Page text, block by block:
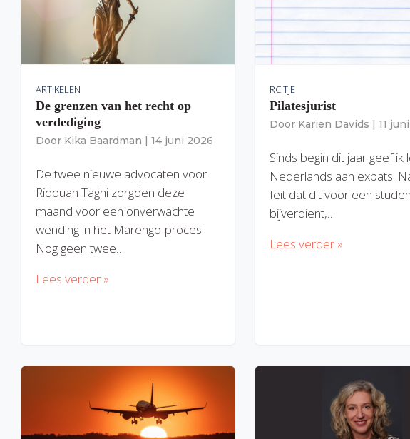
ARTIKELEN
De grenzen van het recht op
verdediging
Door Kika Baardman | 14 juni 2026
De twee nieuwe advocaten voor
Ridouan Taghi zorgden deze
maand voor een onverwachte
wending in het Marengo-proces.
Nog geen twee…
Lees verder »
RC'TJE
Pilatesjurist
Door Karien Davids | 11
Sinds begin dit jaar geef ik
Nederlands aan expats.
feit dat dit voor een
bijverdient,…
Lees verder »